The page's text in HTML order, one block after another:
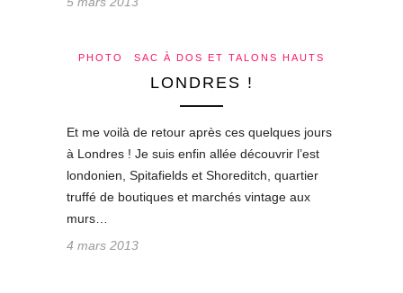
PHOTO SAC À DOS ET TALONS HAUTS
LONDRES !
Et me voilà de retour après ces quelques jours
à Londres ! Je suis enfin allée découvrir l’est
londonien, Spitafields et Shoreditch, quartier
truffé de boutiques et marchés vintage aux
murs…
4 mars 2013